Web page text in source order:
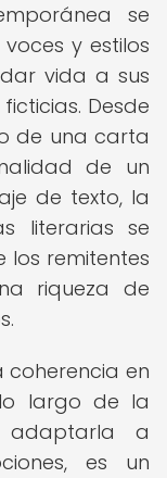
se
y estilos
vida a sus
Desde
de una carta
de un
de texto, la
literarias se
remitentes
riqueza de
en
largo de la
a
es un